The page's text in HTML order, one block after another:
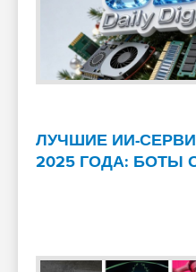
ЛУЧШИЕ ИИ-
2025 ГОДА: БОТЫ